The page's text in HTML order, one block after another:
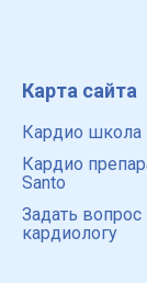
Карта сайта
Кардио школа
Кардио
Santo
Задать вопрос
кардиологу